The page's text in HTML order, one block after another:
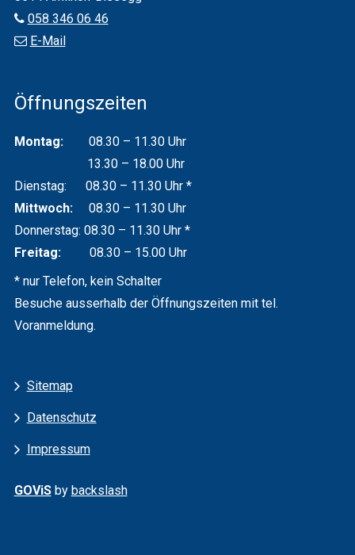
058 346 06 46
E-Mail
Öffnungszeiten
Montag: 08.30 – 11.30 Uhr
13.30 – 18.00 Uhr
Dienstag: 08.30 – 11.30 Uhr *
Mittwoch: 08.30 – 11.30 Uhr
Donnerstag: 08.30 – 11.30 Uhr *
Freitag: 08.30 – 15.00 Uhr
* nur Telefon, kein Schalter
Besuche ausserhalb der Öffnungszeiten mit tel.
Voranmeldung.
Services
Sitemap
Datenschutz
Impressum
GOViSby backslash